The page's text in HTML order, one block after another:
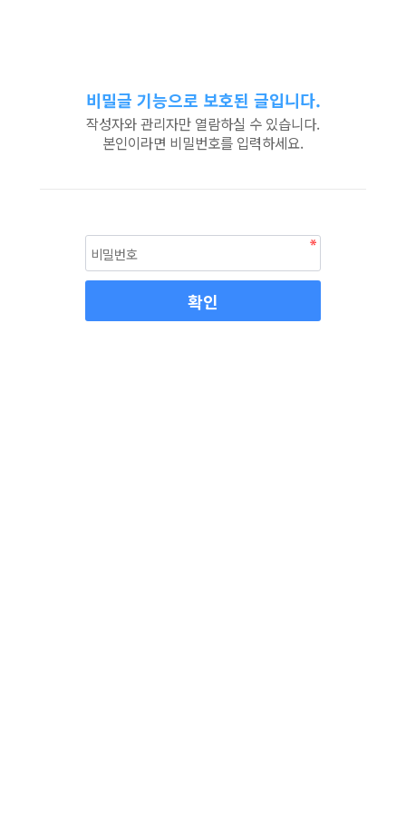
비밀글 기능으로 보호된 글입니다.
작성자와 관리자만 열람하실 수 있습니다.
본인이라면 비밀번호를 입력하세요.